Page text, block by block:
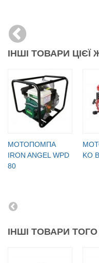
ІНШІ ТОВАРИ ЦІЄЇ
МОТОПОМПА
IRON ANGEL WPD
80
KO
ІНШІ ТОВАРИ